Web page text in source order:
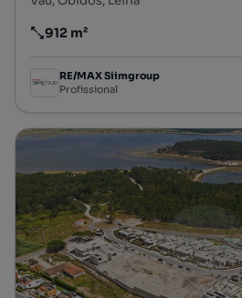
Preço por metro quadrado
912 m²
RE/MAX Siimgroup
Profissional